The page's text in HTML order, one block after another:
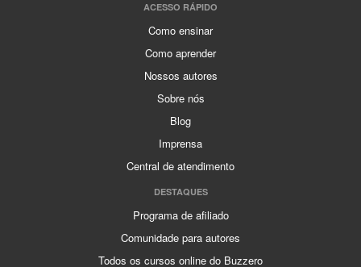
ACESSO RÁPIDO
Como ensinar
Como aprender
Nossos autores
Sobre nós
Blog
Imprensa
Central de atendimento
DESTAQUES
Programa de afiliado
Comunidade para autores
Todos os cursos online do Buzzero